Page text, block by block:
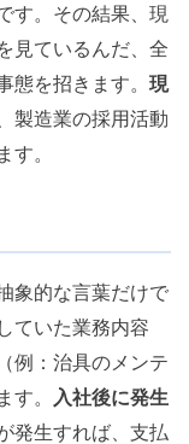
す。その結果、現
見ているんだ、全
態を招きます。 現
製造業の採用活動
す。
象的な言葉だけで
ていた業務内容
例：治具のメンテ
す。
入社後に発生
発生すれば、支払